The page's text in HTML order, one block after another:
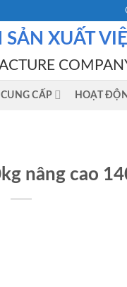
XUẤT
CẤP HOẠT
nâng cao